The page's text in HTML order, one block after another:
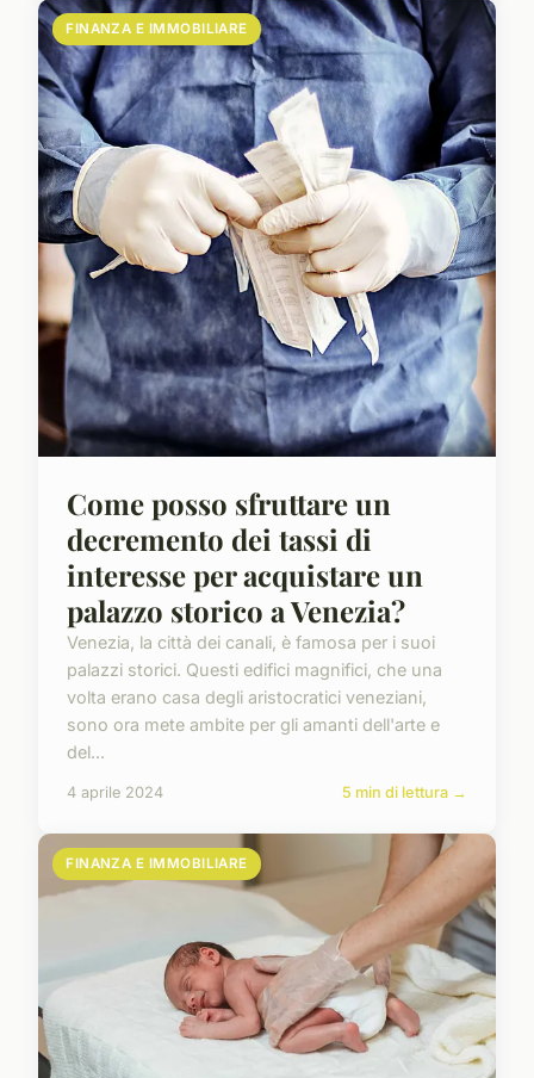
FINANZA E IMMOBILIARE
Come posso sfruttare un
decremento dei tassi di
interesse per acquistare un
palazzo storico a Venezia?
Venezia, la città dei canali, è famosa per i suoi
palazzi storici. Questi edifici magnifici, che una
volta erano casa degli aristocratici veneziani,
sono ora mete ambite per gli amanti dell'arte e
del...
4 aprile 2024 5 min di lettura →
FINANZA E IMMOBILIARE